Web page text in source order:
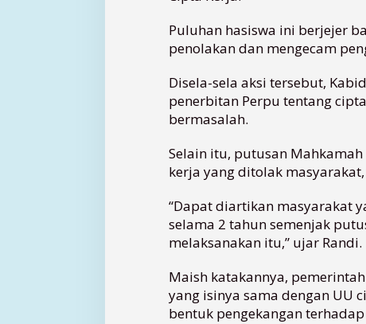
Puluhan hasiswa ini berjejer
penolakan dan mengecam
Disela-sela aksi tersebut,
penerbitan Perpu tentang
bermasalah.
Selain itu, putusan
kerja yang ditolak
“Dapat diartikan masyarakat
selama 2 tahun semenjak
melaksanakan itu,” ujar Randi.
Maish katakannya,
yang isinya sama dengan UU
bentuk pengekangan